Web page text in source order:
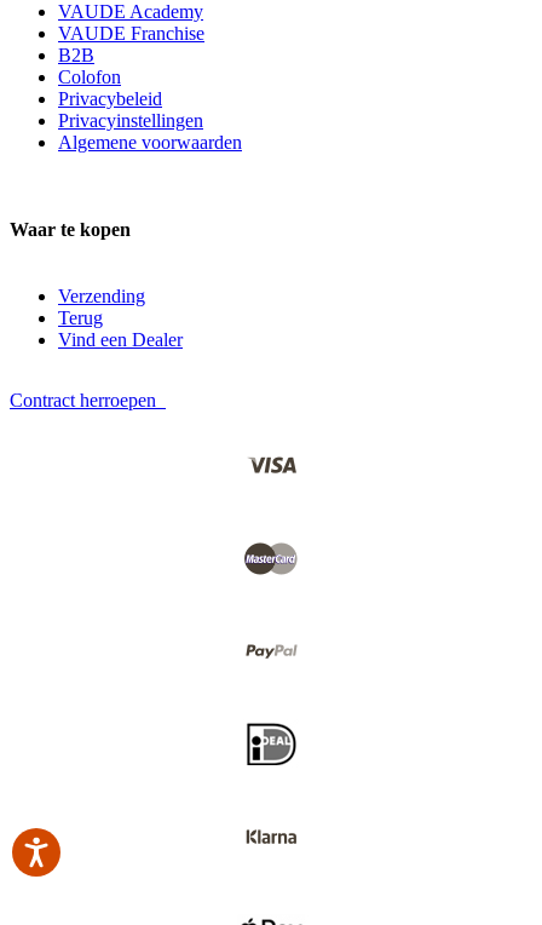
VAUDE Academy
VAUDE Franchise
B2B
Colofon
Privacybeleid
Privacyinstellingen
Algemene voorwaarden
Waar te kopen
Verzending
Terug
Vind een Dealer
Contract herroepen